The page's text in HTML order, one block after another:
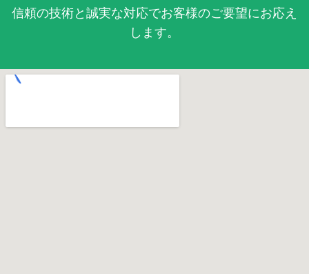
信頼の技術と誠実な対応でお客様のご要望にお応え
します。